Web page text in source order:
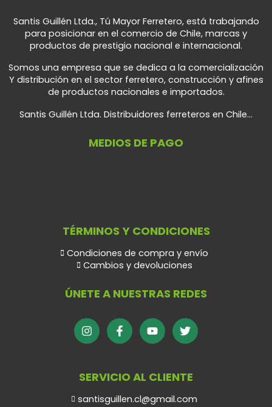
Santis Guillén Ltda., Tú Mayor Ferretero, está trabajando
para posicionar en el comercio de Chile, marcas y
productos de prestigio nacional e internacional.
Somos una empresa que se dedica a la comercialización
Y distribución en el sector ferretero, construcción y afines
de productos nacionales e importados.
Santis Guillén Ltda. Distribuidores ferreteros en Chile...
MEDIOS DE PAGO
TÉRMINOS Y CONDICIONES
Condiciones de compra y envío
Cambios y devoluciones
ÚNETE A NUESTRAS REDES
SERVICIO AL CLIENTE
santisguillen.cl@gmail.com